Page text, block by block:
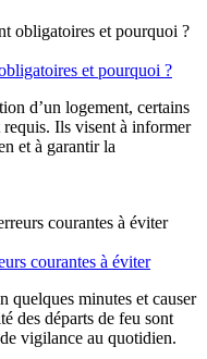
et pourquoi ?
d’un logement, certains
Ils visent à informer
et à garantir la
courantes à éviter
quelques minutes et causer
des départs de feu sont
vigilance au quotidien.